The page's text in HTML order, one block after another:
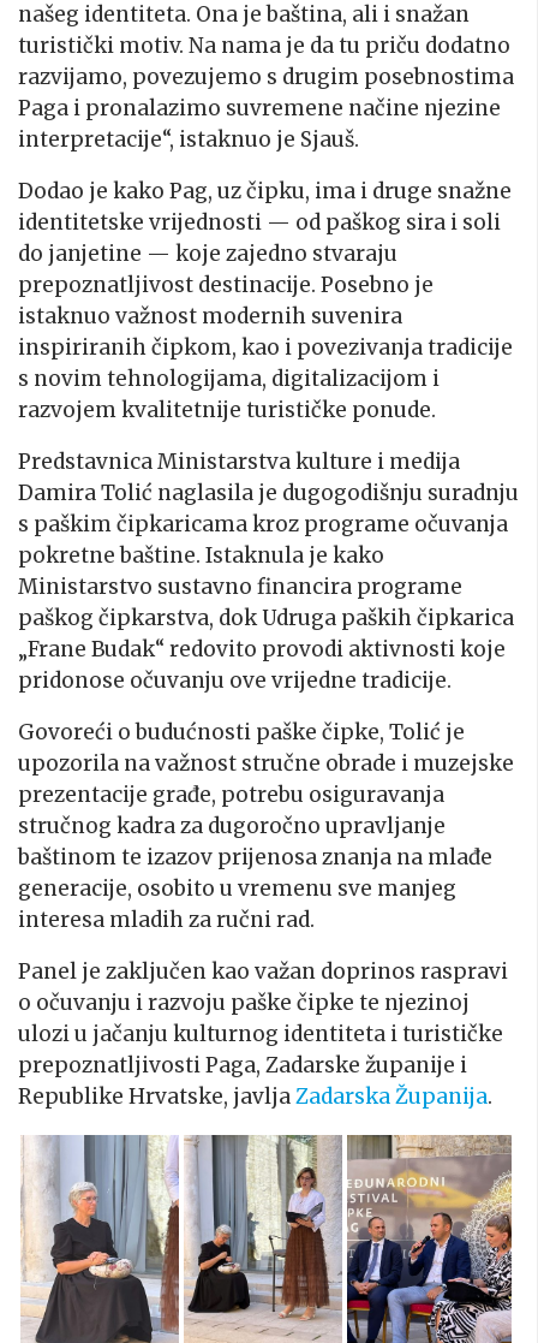
našeg identiteta. Ona je baština, ali i snažan
turistički motiv. Na nama je da tu priču dodatno
razvijamo, povezujemo s drugim posebnostima
Paga i pronalazimo suvremene načine njezine
interpretacije“, istaknuo je Sjauš.
Dodao je kako Pag, uz čipku, ima i druge snažne
identitetske vrijednosti — od paškog sira i soli
do janjetine — koje zajedno stvaraju
prepoznatljivost destinacije. Posebno je
istaknuo važnost modernih suvenira
inspiriranih čipkom, kao i povezivanja tradicije
s novim tehnologijama, digitalizacijom i
razvojem kvalitetnije turističke ponude.
Predstavnica Ministarstva kulture i medija
Damira Tolić naglasila je dugogodišnju suradnju
s paškim čipkaricama kroz programe očuvanja
pokretne baštine. Istaknula je kako
Ministarstvo sustavno financira programe
paškog čipkarstva, dok Udruga paških čipkarica
„Frane Budak“ redovito provodi aktivnosti koje
pridonose očuvanju ove vrijedne tradicije.
Govoreći o budućnosti paške čipke, Tolić je
upozorila na važnost stručne obrade i muzejske
prezentacije građe, potrebu osiguravanja
stručnog kadra za dugoročno upravljanje
baštinom te izazov prijenosa znanja na mlađe
generacije, osobito u vremenu sve manjeg
interesa mladih za ručni rad.
Panel je zaključen kao važan doprinos raspravi
o očuvanju i razvoju paške čipke te njezinoj
ulozi u jačanju kulturnog identiteta i turističke
prepoznatljivosti Paga, Zadarske županije i
Republike Hrvatske, javljaZadarska Županija.